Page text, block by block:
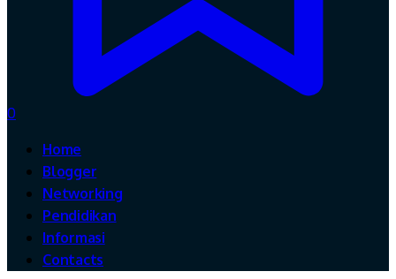
0
Home
Blogger
Networking
Pendidikan
Informasi
Contacts